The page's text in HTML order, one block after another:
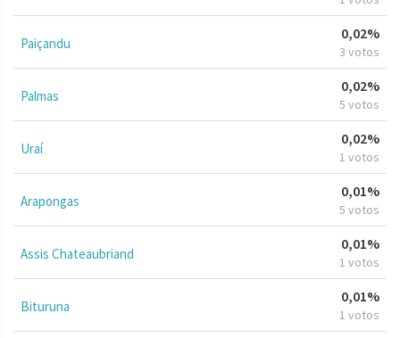
Paiçandu
0,02%
3 votos
Palmas
0,02%
5 votos
Uraí
0,02%
1 votos
Arapongas
0,01%
5 votos
Assis Chateaubriand
0,01%
1 votos
Bituruna
0,01%
1 votos